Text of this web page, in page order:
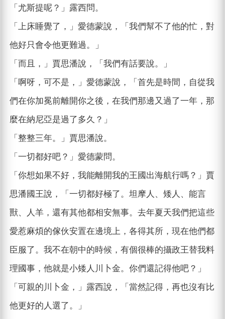
「尤斯提呢？」露西問。
「上床睡覺了，」愛德蒙說，「我們幫不了他的忙，對
他好只會令他更難過。」
「而且，」賈思潘說，「我們有話要說。」
「啊呀，可不是，」愛德蒙說，「首先是時間，自從我
們在你加冕前離開你之後，在我們那邊又過了一年，那
麼在納尼亞是過了多久？」
「整整三年。」賈思潘說。
「一切都好吧？」愛德蒙問。
「你想如果不好，我能離開我的王國出海航行嗎？」賈
思潘國王說，「一切都好極了。坦摩人、矮人、能言
獸、人羊，還有其他都相安無事。去年夏天我們把這些
愛惹麻煩的傢伙安置在邊境上，各得其所，現在他們都
臣服了。我不在朝中的時候，有個很棒的攝政王替我料
理國事，他就是小矮人川卜金。你們還記得他吧？」
「可親的川卜金，」露西說，「當然記得，再也沒有比
他更好的人選了。」